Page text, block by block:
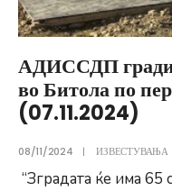
АДИССДП гради
во Битола по
(07.11.2024)
08/11/2024 | ИЗВЕСТУВАЊА
“Зградата ќе има